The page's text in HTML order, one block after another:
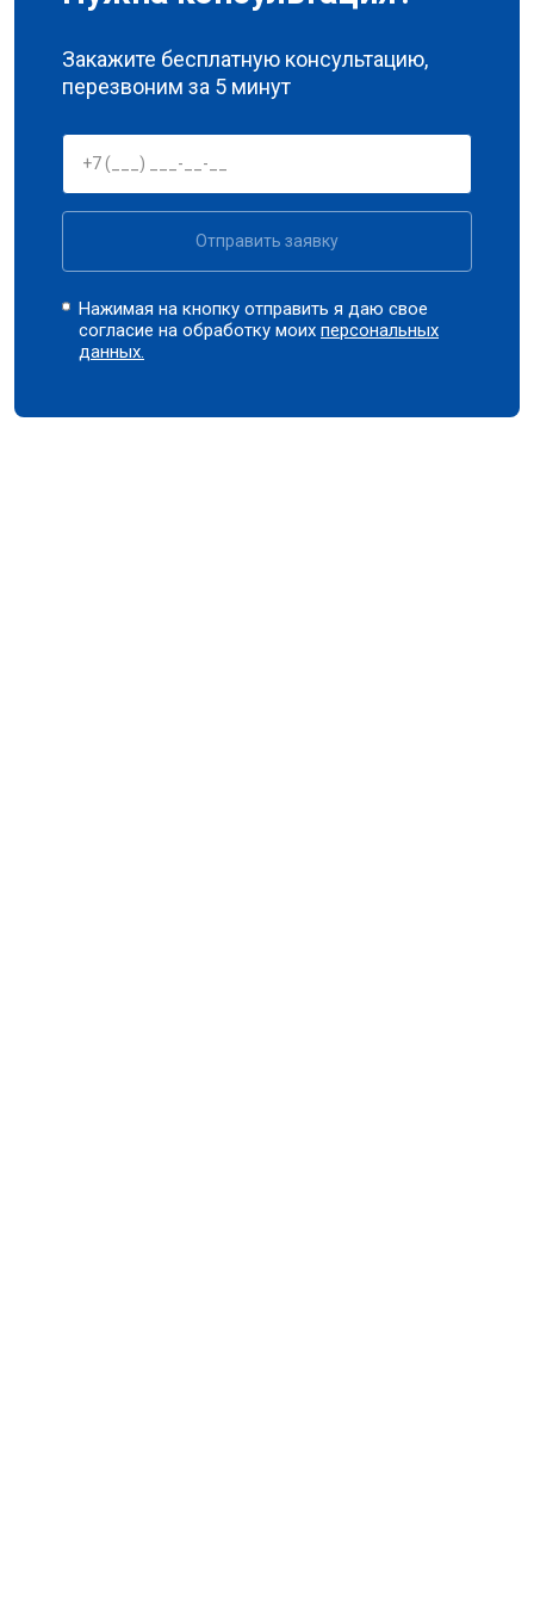
Закажите бесплатную консультацию,
перезвоним за 5 минут
Отправить заявку
Нажимая на кнопку отправить я даю свое
согласие на обработку моихперсональных
данных.